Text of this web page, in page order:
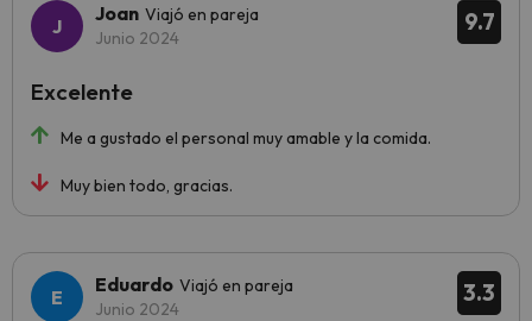
9.7
Joan Viajó en pareja
Junio 2024
Me a gustado el personal muy amable y la comida.
Muy bien todo, gracias.
Excelente
3.3
Eduardo Viajó en pareja
Junio 2024